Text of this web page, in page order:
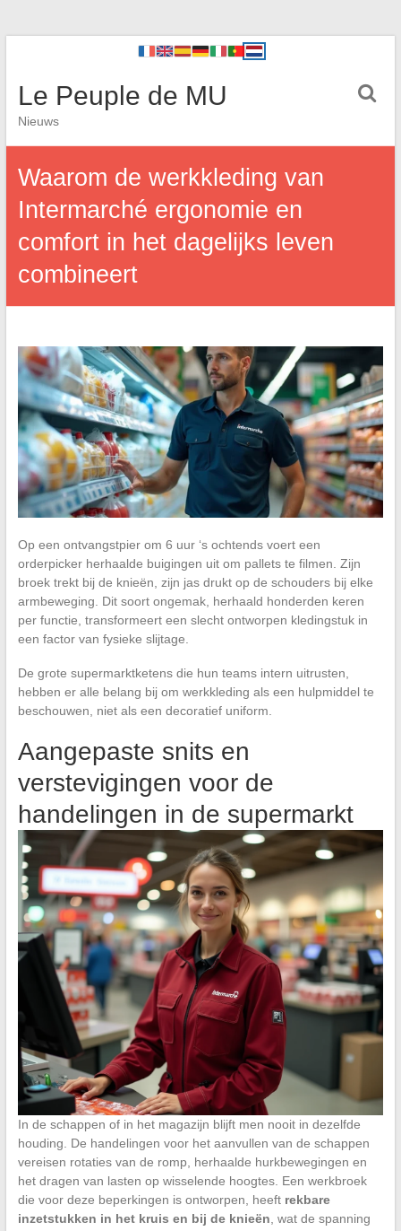
Le Peuple de MU
Nieuws
Waarom de werkkleding van
Intermarché ergonomie en
comfort in het dagelijks leven
combineert
Op een ontvangstpier om 6 uur ‘s ochtends voert een
orderpicker herhaalde buigingen uit om pallets te filmen. Zijn
broek trekt bij de knieën, zijn jas drukt op de schouders bij elke
armbeweging. Dit soort ongemak, herhaald honderden keren
per functie, transformeert een slecht ontworpen kledingstuk in
een factor van fysieke slijtage.
De grote supermarktketens die hun teams intern uitrusten,
hebben er alle belang bij om werkkleding als een hulpmiddel te
beschouwen, niet als een decoratief uniform.
Aangepaste snits en
verstevigingen voor de
handelingen in de supermarkt
In de schappen of in het magazijn blijft men nooit in dezelfde
houding. De handelingen voor het aanvullen van de schappen
vereisen rotaties van de romp, herhaalde hurkbewegingen en
het dragen van lasten op wisselende hoogtes. Een werkbroek
die voor deze beperkingen is ontworpen, heeft rekbare
inzetstukken in het kruis en bij de knieën , wat de spanning